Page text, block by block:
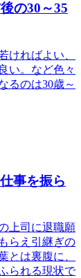
の30～35
ければよい、
い。など色々
るのは30歳～
事を振ら
上司に退職願
らえ引継ぎの
とは裏腹に、
られる現状で